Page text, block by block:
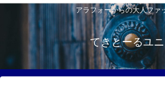
アラフォーからの大人ファ
てきとーるユ